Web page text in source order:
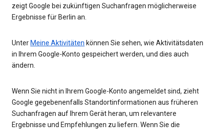
zeigt Google bei zukünftigen Suchanfragen möglicherweise
Ergebnisse für Berlin an.
UnterMeine Aktivitäten können Sie sehen, wie Aktivitätsdaten
in Ihrem Google-Konto gespeichert werden, und dies auch
ändern.
Wenn Sie nicht in Ihrem Google-Konto angemeldet sind, zieht
Google gegebenenfalls Standortinformationen aus früheren
Suchanfragen auf Ihrem Gerät heran, um relevantere
Ergebnisse und Empfehlungen zu liefern. Wenn Sie die